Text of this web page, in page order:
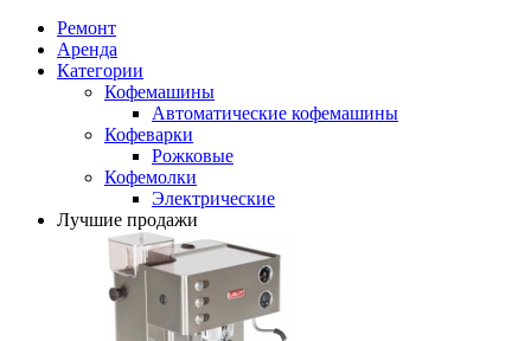
Ремонт
Аренда
Категории
Кофемашины
Автоматические кофемашины
Кофеварки
Рожковые
Кофемолки
Электрические
Лучшие продажи